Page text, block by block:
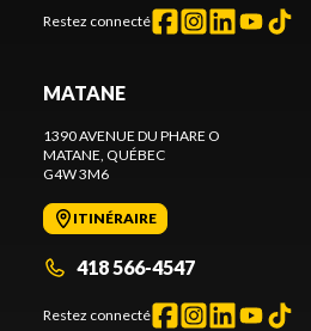
Restez connecté
MATANE
1390 AVENUE DU PHARE O
MATANE , QUÉBEC
G4W 3M6
ITINÉRAIRE
418 566-4547
Restez connecté